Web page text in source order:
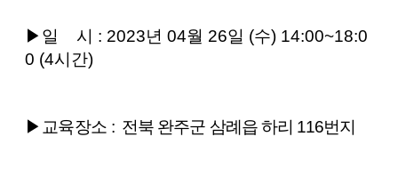
▶ 일 시 : 2023년 04월 26일 (수) 14:00~18:0
0 (4시간)
▶ 교육장소 : 전북 완주군 삼례읍 하리 116번지